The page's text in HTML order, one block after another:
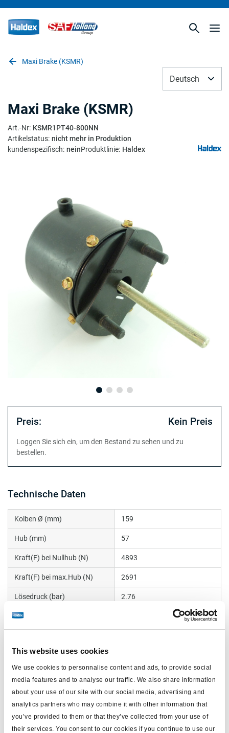
This website uses cookies
We use cookies to personnalise content and ads, to provide social
media features and to analyse our traffic. We also share information
about your use of our site with our social media, advertising and
analytics partners who may combine it with other information that
you’ve provided to them or that they’ve collected from your use of
their services. You consent to our cookies if you continue to use our
Maxi Brake (KSMR)
Deutsch
Maxi Brake (KSMR)
Art.-Nr: KSMR1PT40-800NN
Artikelstatus: nicht mehr in Produktion
kundenspezifisch: neinProduktlinie: Haldex
Preis: Kein Preis
Loggen Sie sich ein, um den Bestand zu sehen und zu
bestellen.
Technische Daten
Kolben Ø (mm) 159
Hub (mm) 57
Kraft(F) bei Nullhub (N) 4893
Kraft(F) bei max.Hub (N) 2691
Lösedruck (bar) 2.76
Volumen (Liter)
Kolbenstangengewinde
max. Betriebsdruck (bar) 8.6
Gewicht (kg) 6